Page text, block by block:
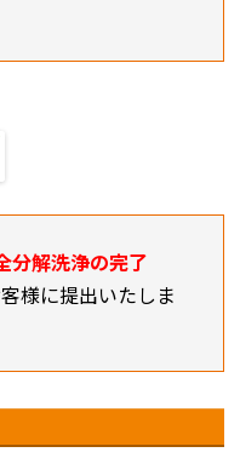
分解洗浄の完了
様に提出いたしま